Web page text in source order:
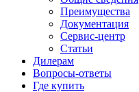
Преимущества
Документация
Сервис-центр
Статьи
Дилерам
Вопросы-ответы
Где купить